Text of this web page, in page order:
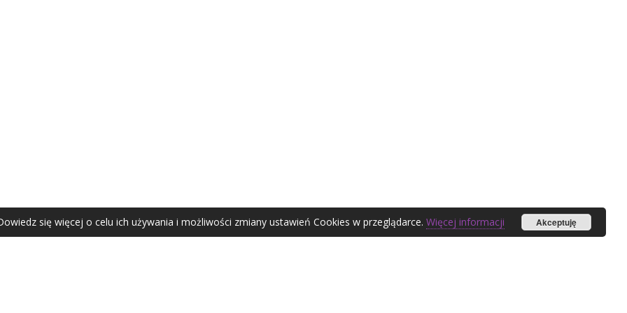
Agata Zubel © 2021
się więcej o celu ich używania i możliwości zmiany ustawień Cookies w przeglądarce. Więcej informacji Akceptuję